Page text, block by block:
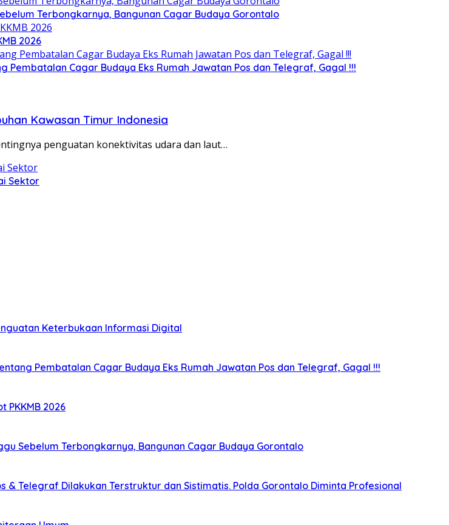
Terbongkarnya, Bangunan Cagar Budaya Gorontalo
2026
Cagar Budaya Eks Rumah Jawatan Pos dan Telegraf, Gagal !!!
Kawasan Timur Indonesia
penguatan konektivitas udara dan laut…
Sektor
Keterbukaan Informasi Digital
Pembatalan Cagar Budaya Eks Rumah Jawatan Pos dan Telegraf, Gagal !!!
PKKMB 2026
Sebelum Terbongkarnya, Bangunan Cagar Budaya Gorontalo
& Telegraf Dilakukan Terstruktur dan Sistimatis. Polda Gorontalo Diminta Profesional